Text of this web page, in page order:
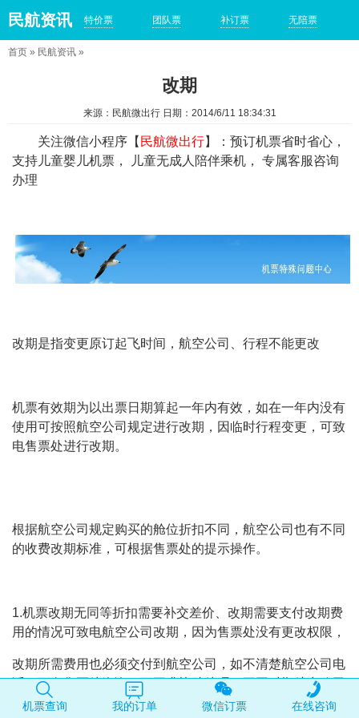
民航资讯 特价票 团队票 补订票 无陪票
首页 » 民航资讯 »
改期
来源：民航微出行 日期：2014/6/11 18:34:31
关注微信小程序【 民航微出行】：预订机票省时省心，
支持儿童婴儿机票， 儿童无成人陪伴乘机， 专属客服咨询
办理
改期是指变更原订起飞时间，航空公司、行程不能更改
机票有效期为以出票日期算起一年内有效，如在一年内没有
使用可按照航空公司规定进行改期，因临时行程变更，可致
电售票处进行改期。
根据航空公司规定购买的舱位折扣不同，航空公司也有不同
的收费改期标准，可根据售票处的提示操作。
1.机票改期无同等折扣需要补交差价、改期需要支付改期费
用的情况可致电航空公司改期，因为售票处没有更改权限，
改期所需费用也必须交付到航空公司，如不清楚航空公司电
话，可向售票处咨询，可要求协助处理，不同时期航空公司
规定不同，以当时航空公司规定为准。
机票查询 我的订单 微信订票 在线咨询